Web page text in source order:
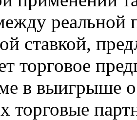
реальной
ставкой,
торговое
в выигрыше
торговые